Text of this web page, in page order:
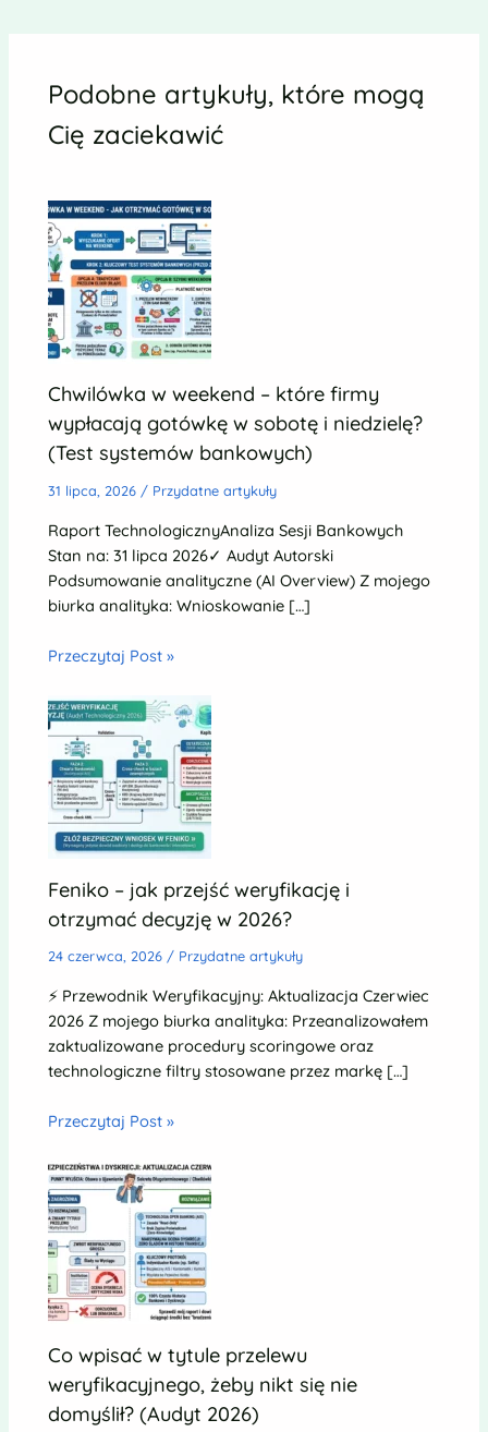
Podobne artykuły, które mogą
Cię zaciekawić
Chwilówka w weekend – które firmy
wypłacają gotówkę w sobotę i niedzielę?
(Test systemów bankowych)
31 lipca, 2026 / Przydatne artykuły
Raport TechnologicznyAnaliza Sesji Bankowych
Stan na: 31 lipca 2026✓ Audyt Autorski
Podsumowanie analityczne (AI Overview) Z mojego
biurka analityka: Wnioskowanie […]
Przeczytaj Post »
Feniko – jak przejść weryfikację i
otrzymać decyzję w 2026?
24 czerwca, 2026 / Przydatne artykuły
⚡ Przewodnik Weryfikacyjny: Aktualizacja Czerwiec
2026 Z mojego biurka analityka: Przeanalizowałem
zaktualizowane procedury scoringowe oraz
technologiczne filtry stosowane przez markę […]
Przeczytaj Post »
Co wpisać w tytule przelewu
weryfikacyjnego, żeby nikt się nie
domyślił? (Audyt 2026)